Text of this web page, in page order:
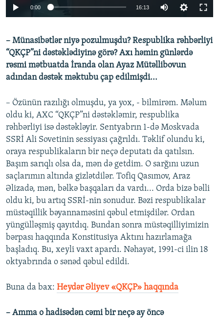
Auto 270p 360p 576p
0:00 16:13
360p
576p
– Münasibətlər niyə pozulmuşdu? Respublika rəhbərliyi
“QKÇP”ni dəstəklədiyinə görə? Axı həmin günlərdə
rəsmi mətbuatda İranda olan Ayaz Mütəllibovun
adından dəstək məktubu çap edilmişdi...
– Özünün razılığı olmuşdu, ya yox, - bilmirəm. Məlum
oldu ki, AXC “QKÇP”ni dəstəkləmir, respublika
rəhbərliyi isə dəstəkləyir. Sentyabrın 1-də Moskvada
SSRİ Ali Sovetinin sessiyası çağrıldı. Təklif olundu ki,
oraya respublikaların bir neçə deputatı da qatılsın.
Başım sarıqlı olsa da, mən də getdim. O sarğını uzun
saçlarımın altında gizlətdilər. Tofiq Qasımov, Araz
Əlizadə, mən, bəlkə başqaları da vardı... Orda bizə bəlli
oldu ki, bu artıq SSRİ-nin sonudur. Bəzi respublikalar
müstəqillik bəyannaməsini qəbul etmişdilər. Ordan
yüngülləşmiş qayıtdıq. Bundan sonra müstəqilliyimizin
bərpası haqqında Konstitusiya Aktını hazırlamağa
başladıq. Bu, xeyli vaxt apardı. Nəhayət, 1991-ci ilin 18
oktyabrında o sənəd qəbul edildi.
Buna da bax:​ Heydər Əliyev «QKÇP» haqqında
– Amma o hadisədən cəmi bir neçə ay öncə